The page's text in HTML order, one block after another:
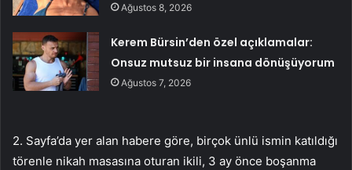
Ağustos 8, 2026
Kerem Bürsin’den özel açıklamalar:
Onsuz mutsuz bir insana dönüşüyorum
Ağustos 7, 2026
2. Sayfa’da yer alan habere göre, birçok ünlü ismin katıldığı
törenle nikah masasına oturan ikili, 3 ay önce boşanma